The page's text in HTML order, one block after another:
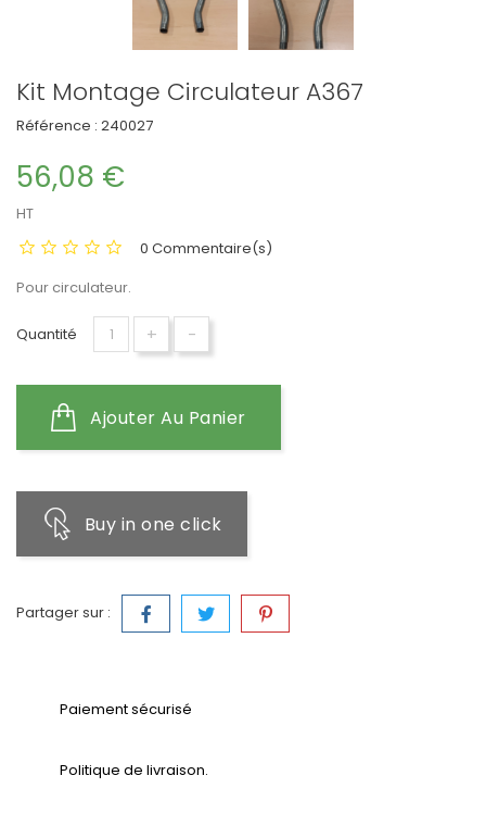
Kit Montage Circulateur A367
Référence : 240027
56,08 €
HT
0 Commentaire(s)
Pour circulateur.
Quantité + -
Ajouter Au Panier
Buy in one click
Partager sur :
Paiement sécurisé
Politique de livraison.